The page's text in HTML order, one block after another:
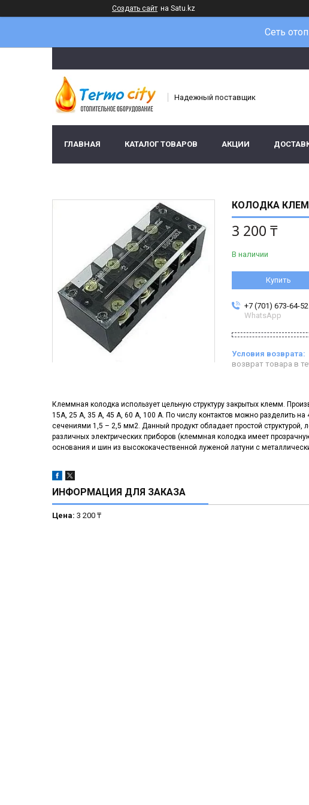
Создать сайт на Satu.kz
Сеть
Надежный поставщик
ГЛАВНАЯ КАТАЛОГ ТОВАРОВ АКЦИИ
КОЛОДКА
3 200 ₸
В наличии
Купить
+7 (701) 673-64-52
WhatsApp
возврат товара в
Клеммная колодка использует цельную структуру закрытых клемм.
15А, 25 А, 35 А, 45 А, 60 А, 100 А. По числу контактов можно разделить
сечениями 1,5 – 2,5 мм2. Данный продукт обладает простой структурой,
различных электрических приборов (клеммная колодка имеет
основания и шин из высококачественной луженой латуни с
ИНФОРМАЦИЯ ДЛЯ ЗАКАЗА
Цена: 3 200 ₸